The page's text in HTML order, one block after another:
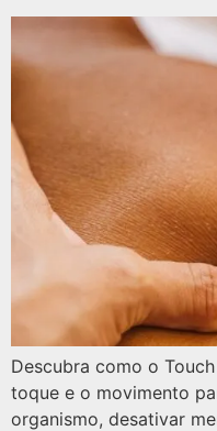
Descubra como o
toque e o movimento
organismo, desativar